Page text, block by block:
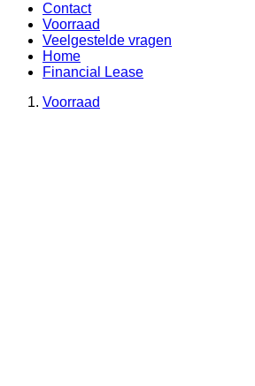
Contact
Voorraad
Veelgestelde vragen
Home
Financial Lease
Voorraad